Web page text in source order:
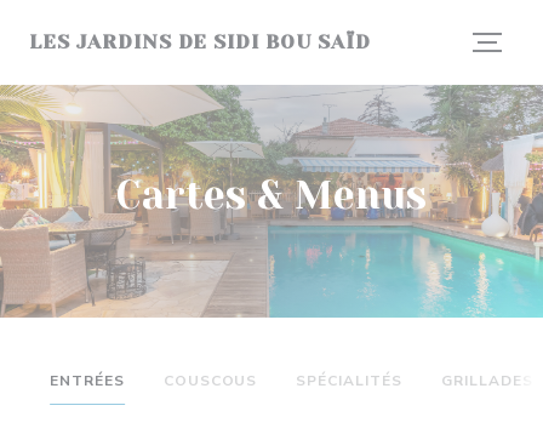
LES JARDINS DE SIDI BOU SAÏD
Cartes & Menus
ENTRÉES COUSCOUS SPÉCIALITÉS GRILLADES